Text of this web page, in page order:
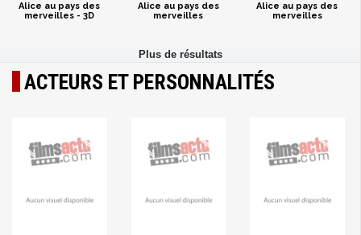
Alice au pays des
merveilles - 3D
Alice au pays des
merveilles
Alice au pays des
merveilles
ACTEURS ET PERSONNALITÉS